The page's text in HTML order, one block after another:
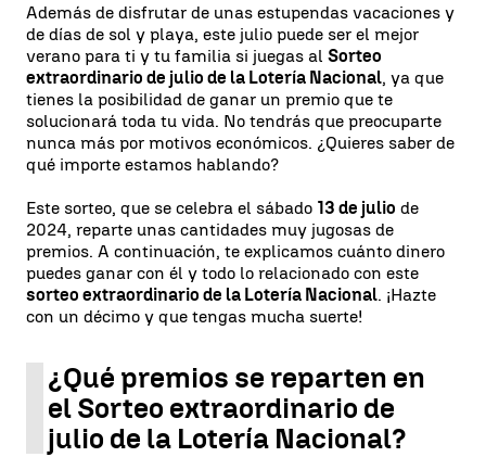
Además de disfrutar de unas estupendas vacaciones y
de días de sol y playa, este julio puede ser el mejor
verano para ti y tu familia si juegas al Sorteo
extraordinario de julio de la Lotería Nacional, ya que
tienes la posibilidad de ganar un premio que te
solucionará toda tu vida. No tendrás que preocuparte
nunca más por motivos económicos. ¿Quieres saber de
qué importe estamos hablando?
Este sorteo, que se celebra el sábado 13 de julio de
2024, reparte unas cantidades muy jugosas de
premios. A continuación, te explicamos cuánto dinero
puedes ganar con él y todo lo relacionado con este
sorteo extraordinario de la Lotería Nacional. ¡Hazte
con un décimo y que tengas mucha suerte!
¿Qué premios se reparten en
el Sorteo extraordinario de
julio de la Lotería Nacional?